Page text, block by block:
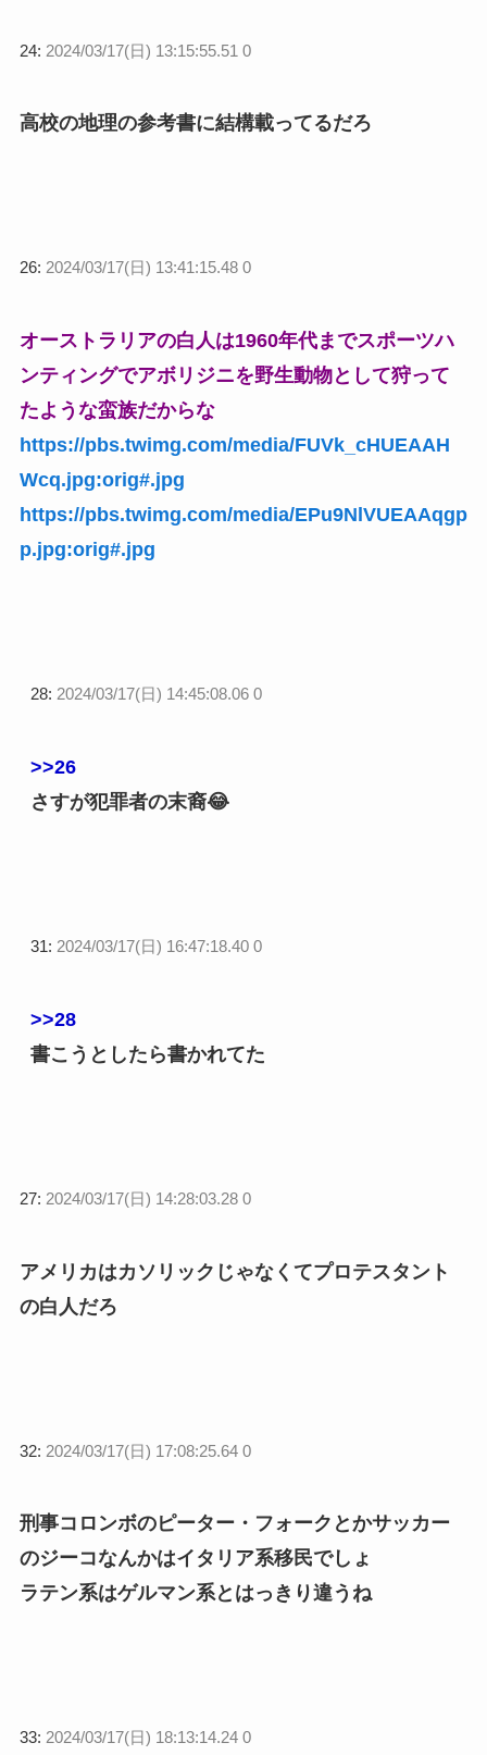
24: 2024/03/17(日) 13:15:55.51 0
高校の地理の参考書に結構載ってるだろ
26: 2024/03/17(日) 13:41:15.48 0
オーストラリアの白人は1960年代までスポーツハ
ンティングでアボリジニを野生動物として狩って
たような蛮族だからな
https://pbs.twimg.com/media/FUVk_cHUEAAH
Wcq.jpg:orig#.jpg
https://pbs.twimg.com/media/EPu9NlVUEAAqgp
p.jpg:orig#.jpg
28: 2024/03/17(日) 14:45:08.06 0
>>26
さすが犯罪者の末裔😂
31: 2024/03/17(日) 16:47:18.40 0
>>28
書こうとしたら書かれてた
27: 2024/03/17(日) 14:28:03.28 0
アメリカはカソリックじゃなくてプロテスタント
の白人だろ
32: 2024/03/17(日) 17:08:25.64 0
刑事コロンボのピーター・フォークとかサッカー
のジーコなんかはイタリア系移民でしょ
ラテン系はゲルマン系とはっきり違うね
33: 2024/03/17(日) 18:13:14.24 0